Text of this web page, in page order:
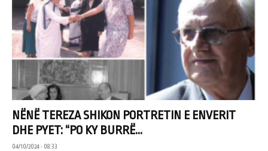
NËNË TEREZA SHIKON PORTRETIN E ENVERIT
DHE PYET: “PO KY BURRË...
04/10/2024 • 08:33